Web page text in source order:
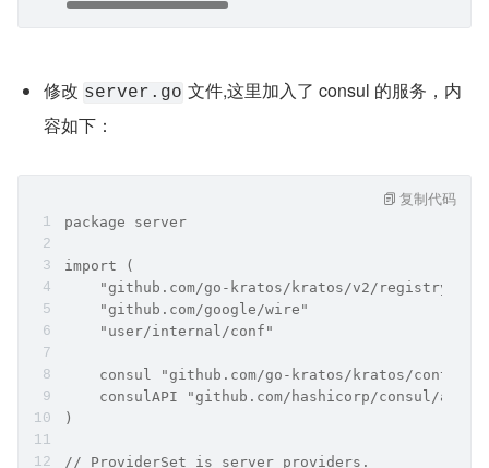
修改 server.go 文件,这里加入了 consul 的服务，内
容如下：
package server
import (
    "github.com/go-kratos/kratos/v2/registry"
    "github.com/google/wire"
    "user/internal/conf"
consul "github.com/go-kratos/kratos/
    consulAPI "github.com/hashicorp/consul/api"
)
// ProviderSet is server providers.
复制代码